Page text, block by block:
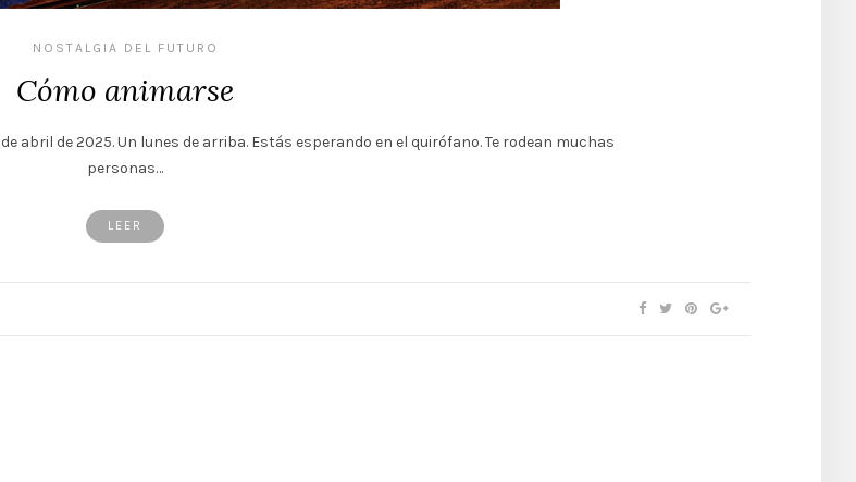
NOSTALGIA DEL FUTURO
Cómo animarse
abril de 2025. Un lunes de arriba. Estás esperando en el quirófano. Te rodean muchas
personas…
LEER